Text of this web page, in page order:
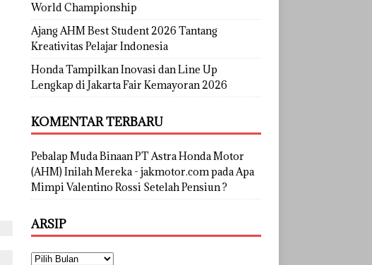
World Championship
Ajang AHM Best Student 2026 Tantang
Kreativitas Pelajar Indonesia
Honda Tampilkan Inovasi dan Line Up
Lengkap di Jakarta Fair Kemayoran 2026
KOMENTAR TERBARU
Pebalap Muda Binaan PT Astra Honda Motor
(AHM) Inilah Mereka - jakmotor.compadaApa
Mimpi Valentino Rossi Setelah Pensiun ?
ARSIP